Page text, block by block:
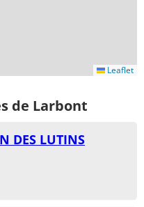
Leaflet
de Larbont
DES LUTINS